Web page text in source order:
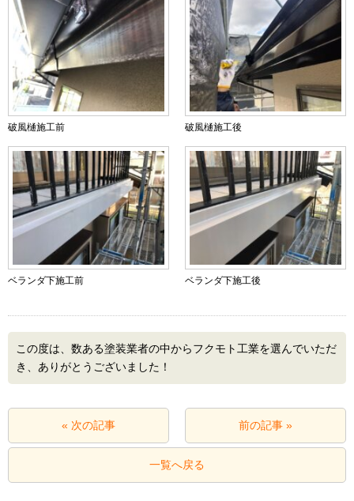
破風樋施工前 破風樋施工後
ベランダ下施工前 ベランダ下施工後
この度は、数ある塗装業者の中からフクモト工業を選んでいただ
き、ありがとうございました！
« 次の記事 前の記事 »
一覧へ戻る